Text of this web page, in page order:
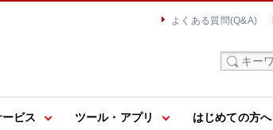
よくある質問(Q&A)
ビス ツール・アプリ はじめての方へ